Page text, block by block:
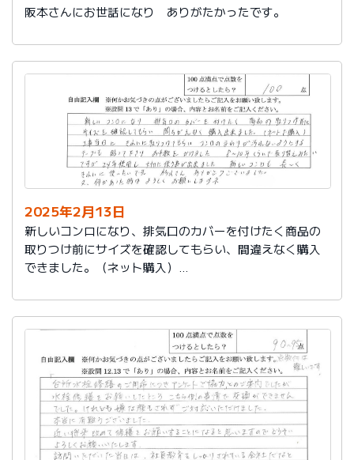
阪本さんにお世話になり ありがたかったです。
2025年2月13日
新しいコンロになり、排気口のカバーを付けたく商品の
取りつけ前にサイズを確認してもらい、間違えなく購入
できました。（ネット購入）
汚れないようにするテープも貼って下さりお手数をかけ
ました。
８～10年くらいで取り替えみたいですが、24年使用し大
切に使う事が出来ました。新しいコンロも長～くきれい
に使いたいです。杉山さん、ありがとうございました。
又、何かあった時はよろしくお願いしますネ